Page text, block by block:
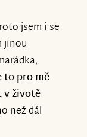
jsem i se
jinou
to pro mě
v životě
než dál